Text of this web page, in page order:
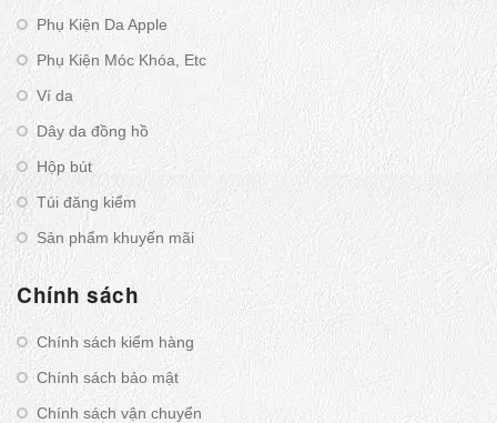
Phụ Kiện Da Apple
Phụ Kiện Móc Khóa, Etc
Ví da
Dây da đồng hồ
Hộp bút
Túi đăng kiểm
Sản phẩm khuyến mãi
Chính sách
Chính sách kiểm hàng
Chính sách bảo mật
Chính sách vận chuyển